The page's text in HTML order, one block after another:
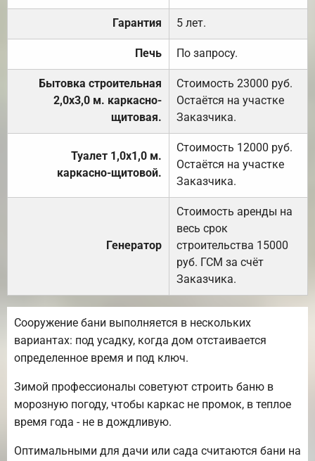
Гарантия 5 лет.
Печь По запросу.
Бытовка строительная
2,0х3,0 м. каркасно-
щитовая.
Стоимость 23000 руб.
Остаётся на участке
Заказчика.
Туалет 1,0х1,0 м.
каркасно-щитовой.
Стоимость 12000 руб.
Остаётся на участке
Заказчика.
Генератор
Стоимость аренды на
весь срок
строительства 15000
руб. ГСМ за счёт
Заказчика.
Сооружение бани выполняется в нескольких
вариантах: под усадку, когда дом отстаивается
определенное время и под ключ.
Зимой профессионалы советуют строить баню в
морозную погоду, чтобы каркас не промок, в теплое
время года - не в дождливую.
Оптимальными для дачи или сада считаются бани на